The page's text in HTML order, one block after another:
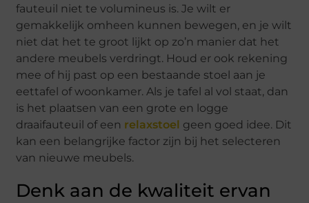
fauteuil niet te volumineus is. Je wilt er
gemakkelijk omheen kunnen bewegen, en je wilt
niet dat het te groot lijkt op zo’n manier dat het
andere meubels verdringt. Houd er ook rekening
mee of hij past op een bestaande stoel aan je
eettafel of woonkamer. Als je tafel al vol staat, dan
is het plaatsen van een grote en logge
draaifauteuil of een relaxstoel geen goed idee. Dit
kan een belangrijke factor zijn bij het selecteren
van nieuwe meubels.
Denk aan de kwaliteit ervan